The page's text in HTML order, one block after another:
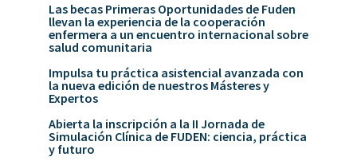
Las becas Primeras Oportunidades de Fuden
llevan la experiencia de la cooperación
enfermera a un encuentro internacional sobre
salud comunitaria
Impulsa tu práctica asistencial avanzada con
la nueva edición de nuestros Másteres y
Expertos
Abierta la inscripción a la II Jornada de
Simulación Clínica de FUDEN: ciencia, práctica
y futuro